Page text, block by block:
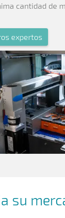
cantidad de
expertos
su